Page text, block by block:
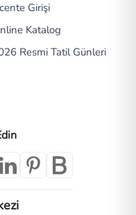
Girişi
Katalog
Resmi Tatil Günleri